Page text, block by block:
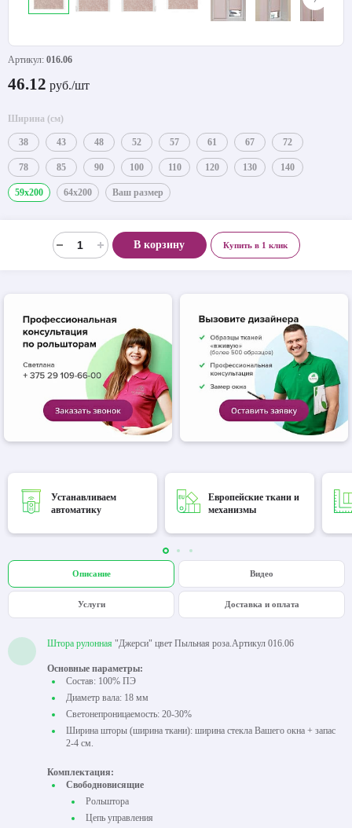
Артикул: 016.06
46.12 руб./шт
Ширина (см)
38 43 48 52 57 61 67 72
78 85 90 100 110 120 130 140
59x200 64x200 Ваш размер
В корзину Купить в 1 клик
Устанавливаем
автоматику
Европейские ткани и
механизмы
Описание Видео
Услуги Доставка и оплата
Штора рулонная "Джерси" цвет Пыльная роза.Артикул 016.06
Основные параметры:
Состав: 100% ПЭ
Диаметр вала: 18 мм
Светонепроницаемость: 20-30%
Ширина шторы (ширина ткани): ширина стекла Вашего окна + запас
2-4 см.
Комплектация:
Свободновисящие
Рольштора
Цепь управления